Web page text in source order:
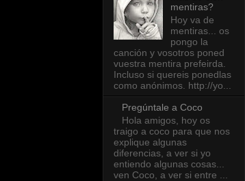
mentiras?
Hoy va de
mentiras... os
pongo la
canción y vosotros poned
vuestra mentira prefeirda.
Incluso si quereis ponedlas
como anónimos. http://yo...
Pregúntale a Coco
Hola amigos, hoy os
traigo a coco para que nos
explique algunas
diferencias, a ver si yo
entiendo algunas cosas...
ven Coco, a ver si entre ...